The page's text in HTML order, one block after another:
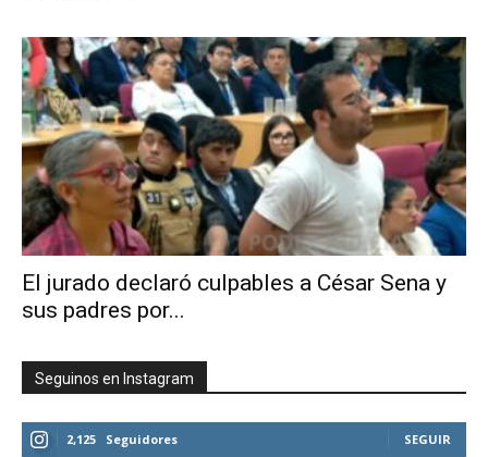
El jurado declaró culpables a César Sena y
sus padres por...
Seguinos en Instagram
2,125 Seguidores SEGUIR